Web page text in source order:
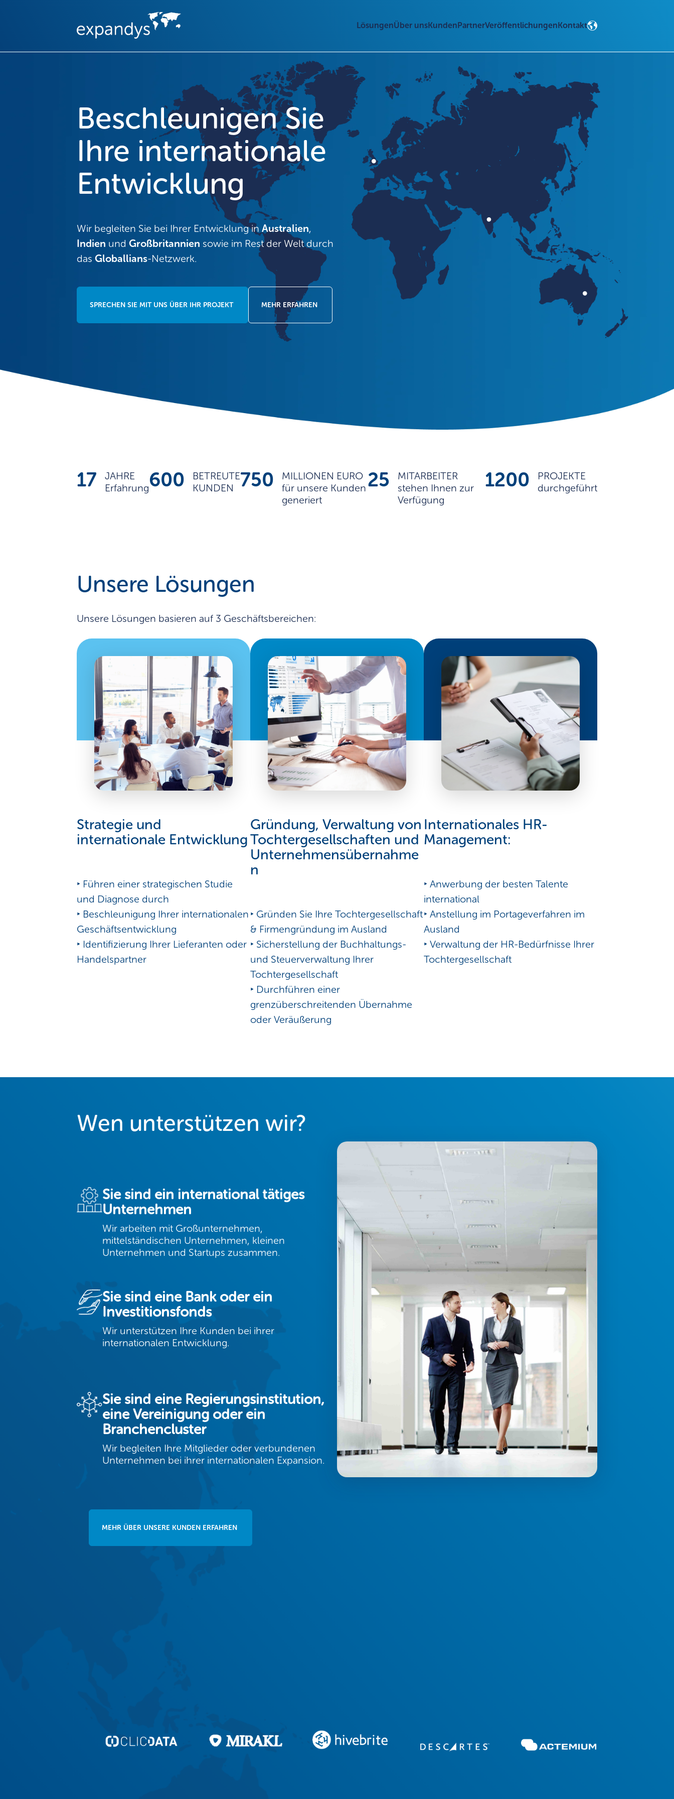
LösungenÜber unsKundenPartnerVeröffentlichungenKontakt
Beschleunigen Sie
Ihre internationale
Entwicklung
Wir begleiten Sie bei Ihrer Entwicklung in Australien,
Indien und Großbritannien sowie im Rest der Welt durch
das Globallians-Netzwerk.
SPRECHEN SIE MIT UNS ÜBER IHR PROJEKT MEHR ERFAHREN
17
JAHRE
Erfahrung600
BETREUTE
KUNDEN
750
MILLIONEN EURO
für unsere Kunden
generiert
25
MITARBEITER
stehen Ihnen zur
Verfügung
1200
PROJEKTE
durchgeführt
Unsere Lösungen
Unsere Lösungen basieren auf 3 Geschäftsbereichen:
Strategie und
internationale Entwicklung
‣ Führen einer strategischen Studie
und Diagnose durch
‣ Beschleunigung Ihrer internationalen
Geschäftsentwicklung
‣ Identifizierung Ihrer Lieferanten oder
Handelspartner
Gründung, Verwaltung von
Tochtergesellschaften und
Unternehmensübernahme
n
‣ Gründen Sie Ihre Tochtergesellschaft
& Firmengründung im Ausland
‣ Sicherstellung der Buchhaltungs-
und Steuerverwaltung Ihrer
Tochtergesellschaft
‣ Durchführen einer
grenzüberschreitenden Übernahme
oder Veräußerung
Internationales HR-
Management:
‣ Anwerbung der besten Talente
international
‣ Anstellung im Portageverfahren im
Ausland
‣ Verwaltung der HR-Bedürfnisse Ihrer
Tochtergesellschaft
Wen unterstützen wir?
Sie sind ein international tätiges
Unternehmen
Wir arbeiten mit Großunternehmen,
mittelständischen Unternehmen, kleinen
Unternehmen und Startups zusammen.
Sie sind eine Bank oder ein
Investitionsfonds
Wir unterstützen Ihre Kunden bei ihrer
internationalen Entwicklung.
Sie sind eine Regierungsinstitution,
eine Vereinigung oder ein
Branchencluster
Wir begleiten Ihre Mitglieder oder verbundenen
Unternehmen bei ihrer internationalen Expansion.
MEHR ÜBER UNSERE KUNDEN ERFAHREN